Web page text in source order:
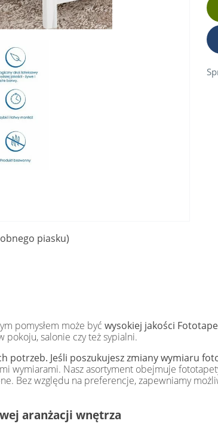
piasku)
pomysłem może być wysokiej jakości
pokoju, salonie czy też sypialni.
Jeśli poszukujesz zmiany wymiaru
wymiarami. Nasz asortyment obejmuje
Bez względu na preferencje, zapewniamy
aranżacji wnętrza